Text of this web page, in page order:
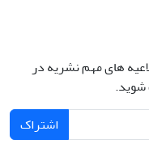
های مهم نشریه در
اشتراک